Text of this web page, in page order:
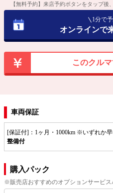
【無料予約】来店予約ボタンをタップ
1分で
オンラインで
このクル
車両保証
[保証付]：1ヶ月・1000km ※いずれか
整備付
購入パック
※販売店おすすめのオプションサービス